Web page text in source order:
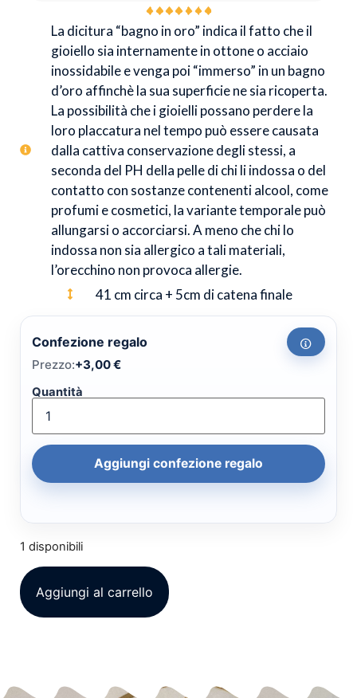
La dicitura “bagno in oro” indica il fatto che il
gioiello sia internamente in ottone o acciaio
inossidabile e venga poi “immerso” in un bagno
d’oro affinchè la sua superficie ne sia ricoperta.
La possibilità che i gioielli possano perdere la
loro placcatura nel tempo può essere causata
dalla cattiva conservazione degli stessi, a
seconda del PH della pelle di chi li indossa o del
contatto con sostanze contenenti alcool, come
profumi e cosmetici, la variante temporale può
allungarsi o accorciarsi. A meno che chi lo
indossa non sia allergico a tali materiali,
l’orecchino non provoca allergie.
41 cm circa + 5cm di catena finale
Confezione regalo
Prezzo:+3,00€
Quantità
Aggiungi confezione regalo
1 disponibili
Aggiungi al carrello